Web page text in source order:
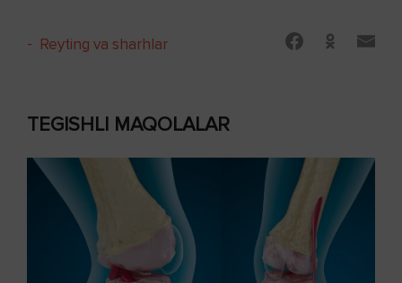
- Reyting va sharhlar
TEGISHLI MAQOLALAR